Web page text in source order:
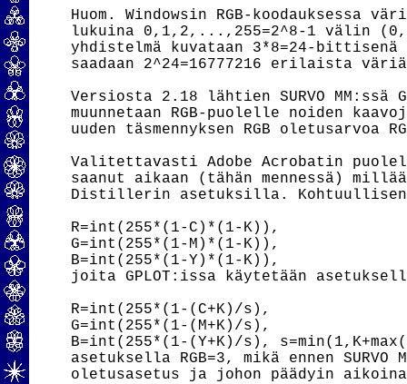
Huom. Windowsin RGB-koodauksessa
lukuina 0,1,2,...,255=2^8-1 välin
yhdistelmä kuvataan 3*8=24-
saadaan 2^24=16777216 erilaista
Versiosta 2.18 lähtien SURVO MM:ssä
muunnetaan RGB-puolelle noiden
uuden täsmennyksen RGB oletusarvoa
Valitettavasti Adobe Acrobatin
saanut aikaan (tähän mennessä)
Distillerin asetuksilla. Kohtuullisen
R=int(255*(1-C)*(1-K)),
G=int(255*(1-M)*(1-K)),
B=int(255*(1-Y)*(1-K)),
joita GPLOT:issa käytetään
R=int(255*(1-(C+K)/s),
G=int(255*(1-(M+K)/s),
B=int(255*(1-(Y+K)/s),
asetuksella RGB=3, mikä ennen
oletusasetus ja johon päädyin